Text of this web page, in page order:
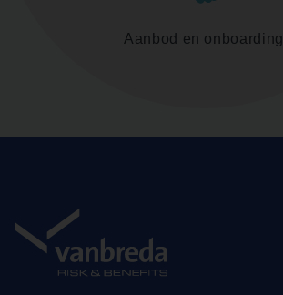
Aanbod en onboarding